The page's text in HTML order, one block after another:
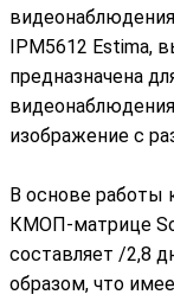
IPM5612 Estima,
предназначена
изображение с
В основе работы
КМОП-матрице
составляет /2,8
образом, что